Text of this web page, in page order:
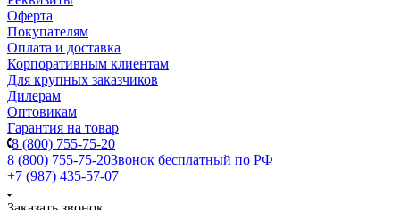
Оферта
Покупателям
Оплата и доставка
Корпоративным клиентам
Для крупных заказчиков
Дилерам
Оптовикам
Гарантия на товар
8 (800) 755-75-20
8 (800) 755-75-20Звонок бесплатный по РФ
+7 (987) 435-57-07